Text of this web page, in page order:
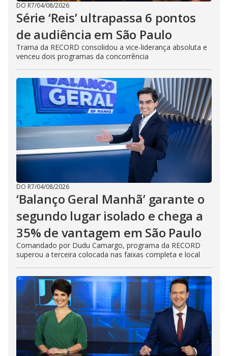
DO R7/04/08/2026
Série ‘Reis’ ultrapassa 6 pontos
de audiência em São Paulo
Trama da RECORD consolidou a vice-liderança absoluta e
venceu dois programas da concorrência
DO R7/04/08/2026
‘Balanço Geral Manhã’ garante o
segundo lugar isolado e chega a
35% de vantagem em São Paulo
Comandado por Dudu Camargo, programa da RECORD
superou a terceira colocada nas faixas completa e local